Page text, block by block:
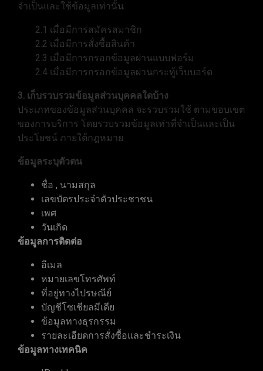
จำเป็นและใช้ข้อมูลเท่านั้น
2.1 เมื่อมีการสมัครสมาชิก
2.2 เมื่อมีการสั่งซื้อสินค้า
2.3 เมื่อมีการกรอกข้อมูลผ่านแบบฟอร์ม
2.4 เมื่อมีการกรอกข้อมูลผ่านกระทู้เว็บบอร์ด
3. เก็บรวบรวมข้อมูลส่วนบุคคลใดบ้าง
ประเภทของข้อมูลส่วนบุคคล จะรวบรวมใช้ ตามขอบเขต
ของการบริการ โดยรวบรวมข้อมูลเท่าที่จำเป็นและเป็น
ประโยชน์ ภายใต้กฎหมาย
ข้อมูลระบุตัวตน
ชื่อ , นามสกุล
เลขบัตรประจำตัวประชาชน
เพศ
วันเกิด
ข้อมูลการติดต่อ
อีเมล
หมายเลขโทรศัพท์
ที่อยู่ทางไปรษณีย์
บัญชีโซเชียลมีเดีย
ข้อมูลทางธุรกรรม
รายละเอียดการสั่งซื้อและชำระเงิน
ข้อมูลทางเทคนิค